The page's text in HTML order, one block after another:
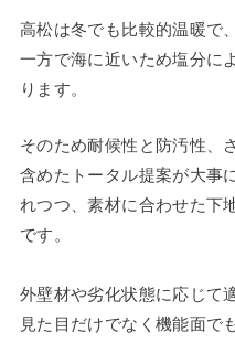
高松は冬でも比較的温暖で
一方で海に近いため塩分に
ります。
そのため耐候性と防汚性、
含めたトータル提案が大事
れつつ、素材に合わせた下
です。
外壁材や劣化状態に応じて
見た目だけでなく機能面で